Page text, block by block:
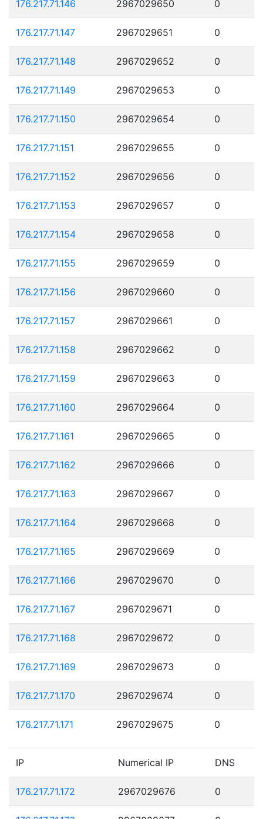
176.217.71.146 2967029650 0
176.217.71.147 2967029651 0
176.217.71.148 2967029652 0
176.217.71.149 2967029653 0
176.217.71.150 2967029654 0
176.217.71.151 2967029655 0
176.217.71.152 2967029656 0
176.217.71.153 2967029657 0
176.217.71.154 2967029658 0
176.217.71.155 2967029659 0
176.217.71.156 2967029660 0
176.217.71.157 2967029661 0
176.217.71.158 2967029662 0
176.217.71.159 2967029663 0
176.217.71.160 2967029664 0
176.217.71.161 2967029665 0
176.217.71.162 2967029666 0
176.217.71.163 2967029667 0
176.217.71.164 2967029668 0
176.217.71.165 2967029669 0
176.217.71.166 2967029670 0
176.217.71.167 2967029671 0
176.217.71.168 2967029672 0
176.217.71.169 2967029673 0
176.217.71.170 2967029674 0
176.217.71.171 2967029675 0
IP Numerical IP DNS
176.217.71.172 2967029676 0